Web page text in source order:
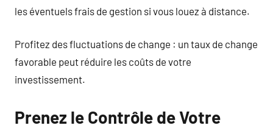
les éventuels frais de gestion si vous louez à distance.
Profitez des fluctuations de change : un taux de change
favorable peut réduire les coûts de votre
investissement.
Prenez le Contrôle de Votre